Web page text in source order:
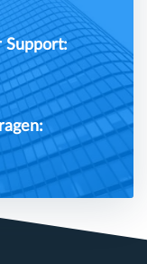
Support: